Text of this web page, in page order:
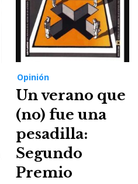
Opinión
Un verano que
(no) fue una
pesadilla:
Segundo
Premio